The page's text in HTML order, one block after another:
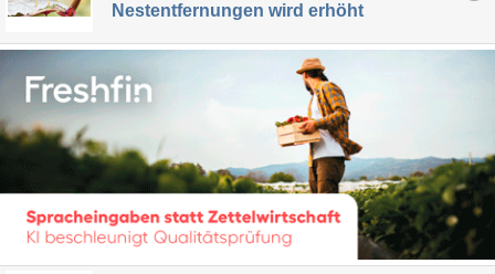
Nestentfernungen wird erhöht